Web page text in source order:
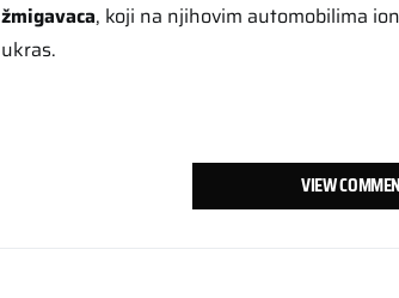
žmigavaca, koji na njihovim automobilima
ukras.
VIEW